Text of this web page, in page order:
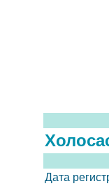
Дата